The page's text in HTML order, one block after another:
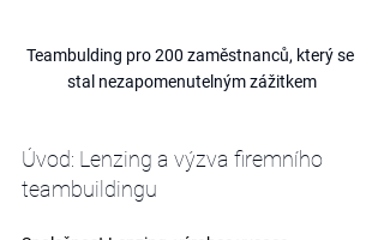
Teambulding pro 200 zaměstnanců, který se
stal nezapomenutelným zážitkem
Úvod: Lenzing a výzva firemního
teambuildingu